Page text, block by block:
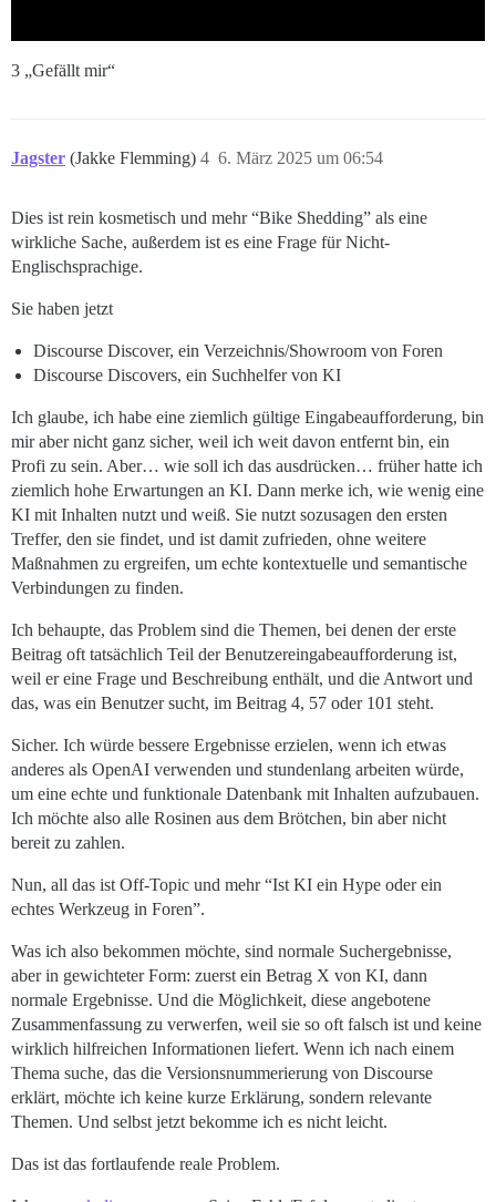
3 „Gefällt mir“
Jagster (Jakke Flemming) 6. März 2025 um 06:54
4
Dies ist rein kosmetisch und mehr “Bike Shedding” als eine
wirkliche Sache, außerdem ist es eine Frage für Nicht-
Englischsprachige.
Sie haben jetzt
Discourse Discover, ein Verzeichnis/Showroom von Foren
Discourse Discovers, ein Suchhelfer von KI
Ich glaube, ich habe eine ziemlich gültige Eingabeaufforderung, bin
mir aber nicht ganz sicher, weil ich weit davon entfernt bin, ein
Profi zu sein. Aber… wie soll ich das ausdrücken… früher hatte ich
ziemlich hohe Erwartungen an KI. Dann merke ich, wie wenig eine
KI mit Inhalten nutzt und weiß. Sie nutzt sozusagen den ersten
Treffer, den sie findet, und ist damit zufrieden, ohne weitere
Maßnahmen zu ergreifen, um echte kontextuelle und semantische
Verbindungen zu finden.
Ich behaupte, das Problem sind die Themen, bei denen der erste
Beitrag oft tatsächlich Teil der Benutzereingabeaufforderung ist,
weil er eine Frage und Beschreibung enthält, und die Antwort und
das, was ein Benutzer sucht, im Beitrag 4, 57 oder 101 steht.
Sicher. Ich würde bessere Ergebnisse erzielen, wenn ich etwas
anderes als OpenAI verwenden und stundenlang arbeiten würde,
um eine echte und funktionale Datenbank mit Inhalten aufzubauen.
Ich möchte also alle Rosinen aus dem Brötchen, bin aber nicht
bereit zu zahlen.
Nun, all das ist Off-Topic und mehr “Ist KI ein Hype oder ein
echtes Werkzeug in Foren”.
Was ich also bekommen möchte, sind normale Suchergebnisse,
aber in gewichteter Form: zuerst ein Betrag X von KI, dann
normale Ergebnisse. Und die Möglichkeit, diese angebotene
Zusammenfassung zu verwerfen, weil sie so oft falsch ist und keine
wirklich hilfreichen Informationen liefert. Wenn ich nach einem
Thema suche, das die Versionsnummerierung von Discourse
erklärt, möchte ich keine kurze Erklärung, sondern relevante
Themen. Und selbst jetzt bekomme ich es nicht leicht.
Das ist das fortlaufende reale Problem.